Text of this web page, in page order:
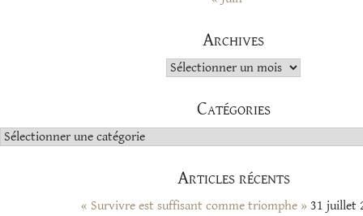
Archives
Archives
Catégories
Catégories
Articles récents
« Survivre est suffisant comme triomphe » 31 juillet